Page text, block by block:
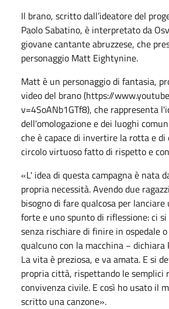
Il brano, scritto dall’ideatore del
Paolo Sabatino, è interpretato da
giovane cantante abruzzese, che
personaggio Matt Eightynine.
Matt è un personaggio di fantasia,
video del brano (https://
v=4SoANb1GTf8), che rappresenta
dell'omologazione e dei luoghi
che è capace di invertire la rotta e
circolo virtuoso fatto di rispetto e
«L' idea di questa campagna è nata
propria necessità. Avendo due
bisogno di fare qualcosa per lanciare
forte e uno spunto di riflessione: ci
senza rischiare di finire in ospedale
qualcuno con la macchina − dichiara
La vita è preziosa, e va amata. E si
propria città, rispettando le semplici
convivenza civile. E così ho usato il
scritto una canzone».